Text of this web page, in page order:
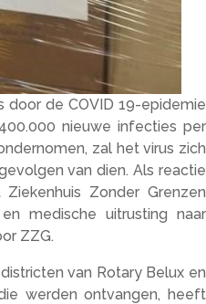
door de COVID 19-epidemie
nieuwe infecties per
zal het virus zich
van dien. Als reactie
Zonder Grenzen
medische uitrusting naar
ZZG.
van Rotary Belux en
werden ontvangen, heeft